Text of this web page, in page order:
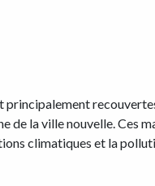
principalement
de la ville nouvelle. Ces
climatiques et la